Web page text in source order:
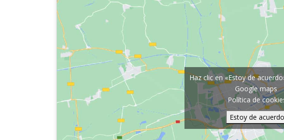
Haz clic en «Estoy de
Google maps
Política de
Estoy de acuerdo